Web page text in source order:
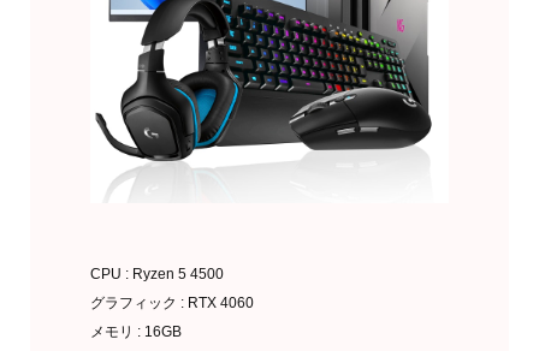
CPU : Ryzen 5 4500
グラフィック : RTX 4060
メモリ : 16GB